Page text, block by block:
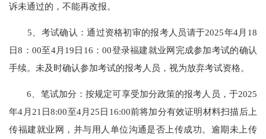
诉未通过的，不能再改报。
5、考试确认：通过资格初审的报考人员请于2025年4月18
日8：00至4月19日16：00登录福建就业网完成参加考试的确认
手续。未及时确认参加考试的报考人员，视为放弃考试资格。
6、笔试加分：按规定可享受加分政策的报考人员，于2025
年4月21日8:00至4月25日16:00前将加分有效证明材料扫描后上
传福建就业网，并与用人单位沟通是否上传成功。逾期未上传